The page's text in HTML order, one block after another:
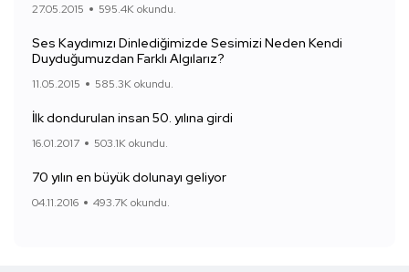
27.05.2015 595.4K okundu.
Ses Kaydımızı Dinlediğimizde Sesimizi Neden Kendi
Duyduğumuzdan Farklı Algılarız?
11.05.2015 585.3K okundu.
İlk dondurulan insan 50. yılına girdi
16.01.2017 503.1K okundu.
70 yılın en büyük dolunayı geliyor
04.11.2016 493.7K okundu.